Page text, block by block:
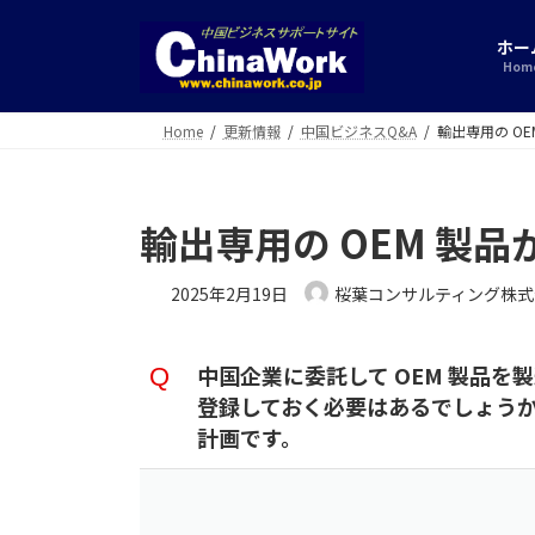
ホー
Home 更新情報 中国ビジネスQ&A 輸出専用の
輸出専用の OEM 製品
2025年2月19日 桜葉コンサルティング株
中国企業に委託して OEM 製品を
登録しておく必要はあるでしょう
計画です。